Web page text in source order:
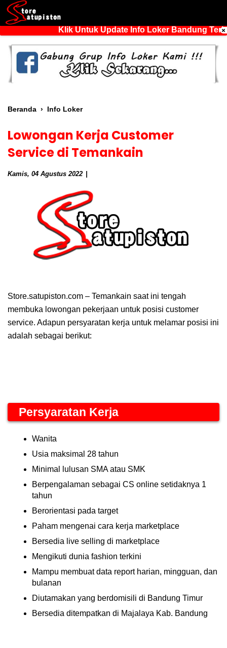
Beranda › Info Loker
Lowongan Kerja Customer
Service di Temankain
Kamis, 04 Agustus 2022
Store.satupiston.com – Temankain saat ini tengah
membuka lowongan pekerjaan untuk posisi customer
service. Adapun persyaratan kerja untuk melamar posisi ini
adalah sebagai berikut:
Persyaratan Kerja
Wanita
Usia maksimal 28 tahun
Minimal lulusan SMA atau SMK
Berpengalaman sebagai CS online setidaknya 1
tahun
Berorientasi pada target
Paham mengenai cara kerja marketplace
Bersedia live selling di marketplace
Mengikuti dunia fashion terkini
Mampu membuat data report harian, mingguan, dan
bulanan
Diutamakan yang berdomisili di Bandung Timur
Bersedia ditempatkan di Majalaya Kab. Bandung
Klik Untuk Update Info Loker Bandung